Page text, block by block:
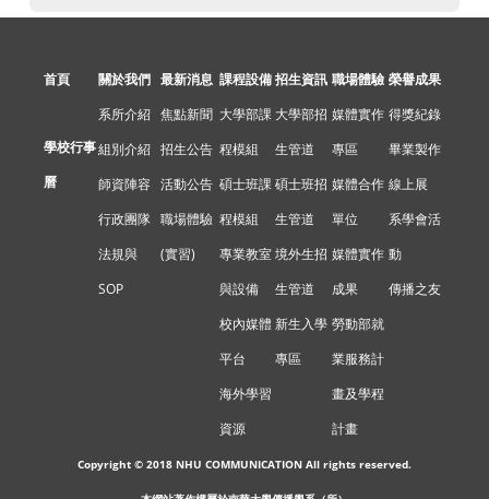
首頁
學校行事
曆
關於我們
系所介紹
組別介紹
師資陣容
行政團隊
法規與
SOP
最新消息
焦點新聞
招生公告
活動公告
職場體驗
(實習)
課程設備
大學部課
程模組
碩士班課
程模組
專業教室
與設備
校內媒體
平台
海外學習
資源
招生資訊
大學部招
生管道
碩士班招
生管道
境外生招
生管道
新生入學
專區
職場體驗
媒體實作
專區
媒體合作
單位
媒體實作
成果
勞動部就
業服務計
畫及學程
計畫
榮譽成果
得獎紀錄
畢業製作
線上展
系學會活
動
傳播之友
Copyright © 2018 NHU COMMUNICATION All rights reserved.